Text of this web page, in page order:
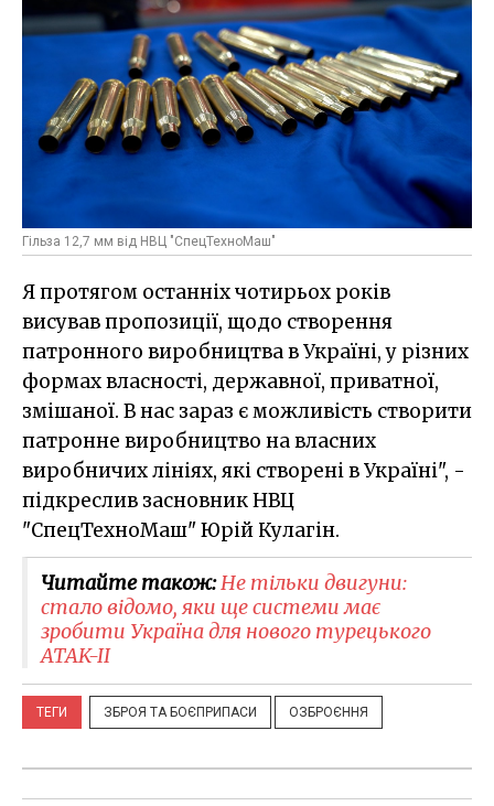
Гільза 12,7 мм від НВЦ "СпецТехноМаш"
Я протягом останніх чотирьох років
висував пропозиції, щодо створення
патронного виробництва в Україні, у різних
формах власності, державної, приватної,
змішаної. В нас зараз є можливість створити
патронне виробництво на власних
виробничих лініях, які створені в Україні", -
підкреслив засновник НВЦ
"СпецТехноМаш" Юрій Кулагін.
Читайте також:Не тільки двигуни:
стало відомо, яки ще системи має
зробити Україна для нового турецького
ATAK-II
ТЕГИ ЗБРОЯ ТА БОЄПРИПАСИ ОЗБРОЄННЯ